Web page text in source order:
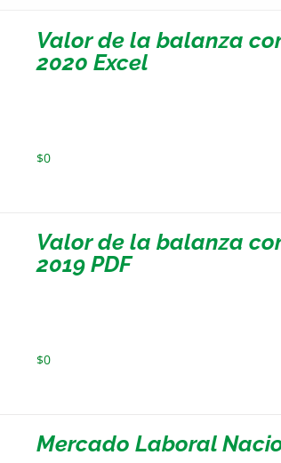
Valor de la balanza
2020 Excel
$0
Valor de la balanza
2019 PDF
$0
Mercado Laboral